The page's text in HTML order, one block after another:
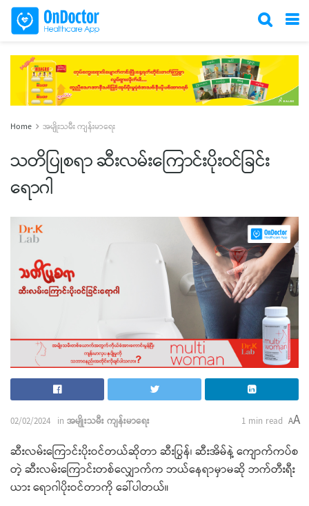
Home အမျိုးသမီး ကျန်းမာရေး
သတိပြုစရာ ဆီးလမ်းကြောင်းပိုးဝင်ခြင်း
ရောဂါ
02/02/2024 in အမျိုးသမီး ကျန်းမာရေး 1 min read AA
ဆီးလမ်းကြောင်းပိုးဝင်တယ်ဆိုတာ ဆီးပြွန်၊ ဆီးအိမ်နဲ့ ကျောက်ကပ်စ
တဲ့ ဆီးလမ်းကြောင်းတစ်လျှောက်က ဘယ်နေရာမှာမဆို ဘက်တီးရီး
ယား ရောဂါပိုးဝင်တာကို ခေါ်ပါတယ်။